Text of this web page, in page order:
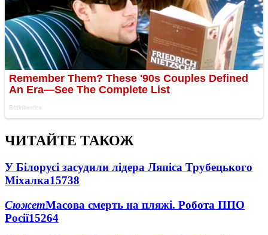
ЧИТАЙТЕ ТАКОЖ
У Білорусі засудили лідера Ляпіса Трубецького
Міхалка15738
СюжетМасова смерть на пляжі. Робота ППО
Росії15264